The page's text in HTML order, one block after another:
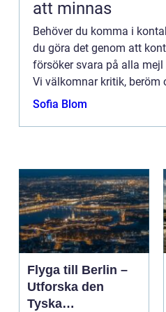
att minnas
Behöver du komma i
du göra det genom att
försöker svara på alla
Vi välkomnar kritik, beröm
kommentarer till innehållet
Sofia Blom
Flyga till Berlin –
Utforska den
Tyska